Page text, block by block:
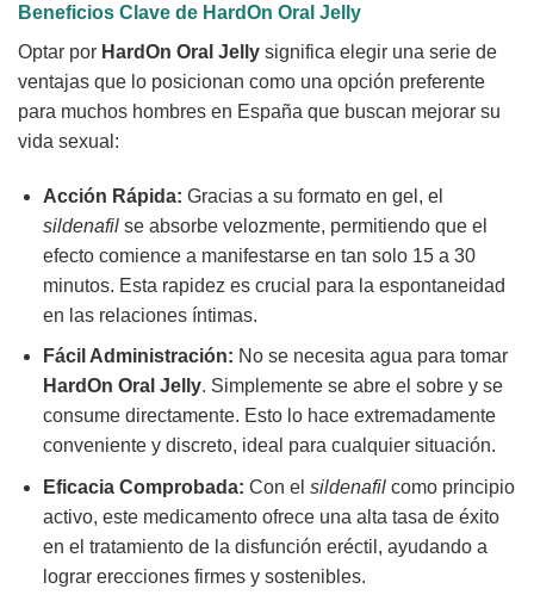
Beneficios Clave de HardOn Oral Jelly
Optar por HardOn Oral Jelly significa elegir una serie de
ventajas que lo posicionan como una opción preferente
para muchos hombres en España que buscan mejorar su
vida sexual:
Acción Rápida: Gracias a su formato en gel, el
sildenafilse absorbe velozmente, permitiendo que el
efecto comience a manifestarse en tan solo 15 a 30
minutos. Esta rapidez es crucial para la espontaneidad
en las relaciones íntimas.
Fácil Administración: No se necesita agua para tomar
HardOn Oral Jelly. Simplemente se abre el sobre y se
consume directamente. Esto lo hace extremadamente
conveniente y discreto, ideal para cualquier situación.
Eficacia Comprobada: Con el sildenafilcomo principio
activo, este medicamento ofrece una alta tasa de éxito
en el tratamiento de la disfunción eréctil, ayudando a
lograr erecciones firmes y sostenibles.